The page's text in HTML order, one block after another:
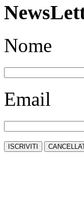
Nome
Email